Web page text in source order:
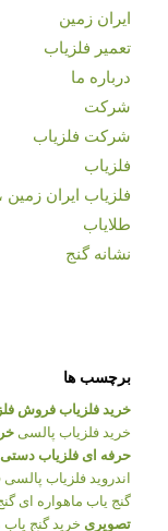
ایران زمین
تعمیر فلزیاب
درباره ما
شرکت
شرکت فلزیاب
فلزیاب
فلزیاب ایران
طلایاب
نشانه گنج
برچسب ها
خرید فلزیاب فروش
خرید فلزیاب پالسی
حرفه ای فلزیاب دستی
اندروید فلزیاب پالسی
گنج یاب ماهواره ای
تصویری خرید گنج یاب